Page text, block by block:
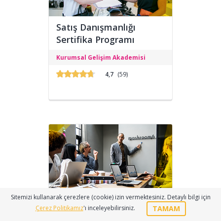
Satış Danışmanlığı
Sertifika Programı
E-Devlet ve Üniversitesi onaylı olup
eğitimlere sitemizden katılıp
alabilirsiniz.
Kurumsal Gelişim Akademisi
4,7 (59)
Pazarlama Yönetimi
Sitemizi kullanarak çerezlere (cookie) izin vermektesiniz. Detaylı bilgi için
Çerez Politikamız'ı inceleyebilirsiniz. TAMAM